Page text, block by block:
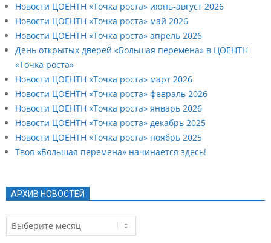
Новости ЦОЕНТН «Точка роста» июнь-август 2026
Новости ЦОЕНТН «Точка роста» май 2026
Новости ЦОЕНТН «Точка роста» апрель 2026
День открытых дверей «Большая перемена» в ЦОЕНТН
«Точка роста»
Новости ЦОЕНТН «Точка роста» март 2026
Новости ЦОЕНТН «Точка роста» февраль 2026
Новости ЦОЕНТН «Точка роста» январь 2026
Новости ЦОЕНТН «Точка роста» декабрь 2025
Новости ЦОЕНТН «Точка роста» ноябрь 2025
Твоя «Большая перемена» начинается здесь!
АРХИВ НОВОСТЕЙ
Архив
новостей